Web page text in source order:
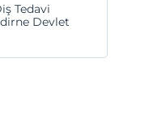
Tedavi
Devlet